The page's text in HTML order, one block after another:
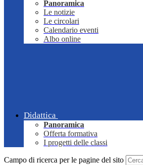
Panoramica
Le notizie
Le circolari
Calendario eventi
Albo online
Didattica
Panoramica
Offerta formativa
I progetti delle classi
Campo di ricerca per le pagine del sito